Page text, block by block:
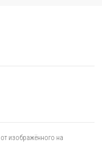
изображённого на